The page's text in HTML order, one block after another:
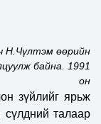
Н.Чүлтэм өөрийн
байна. 1991
он
зүйлийг ярьж
сүлдний талаар